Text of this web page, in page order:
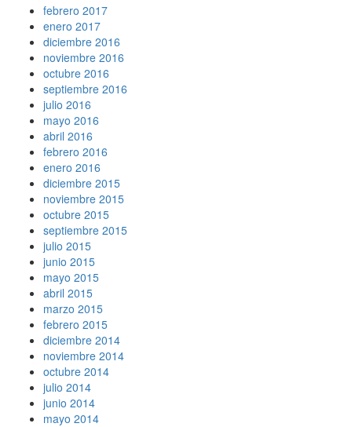
febrero 2017
enero 2017
diciembre 2016
noviembre 2016
octubre 2016
septiembre 2016
julio 2016
mayo 2016
abril 2016
febrero 2016
enero 2016
diciembre 2015
noviembre 2015
octubre 2015
septiembre 2015
julio 2015
junio 2015
mayo 2015
abril 2015
marzo 2015
febrero 2015
diciembre 2014
noviembre 2014
octubre 2014
julio 2014
junio 2014
mayo 2014